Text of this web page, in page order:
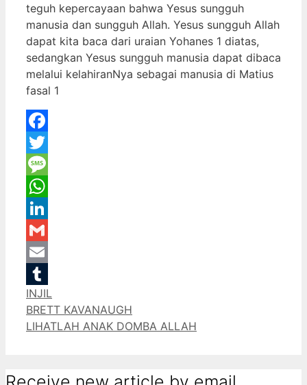
teguh kepercayaan bahwa Yesus sungguh
manusia dan sungguh Allah. Yesus sungguh Allah
dapat kita baca dari uraian Yohanes 1 diatas,
sedangkan Yesus sungguh manusia dapat dibaca
melalui kelahiranNya sebagai manusia di Matius
fasal 1
Facebook
Twitter
Message
WhatsApp
LinkedIn
Gmail
Email
Tumblr
Categories
INJIL
BRETT KAVANAUGH
LIHATLAH ANAK DOMBA ALLAH